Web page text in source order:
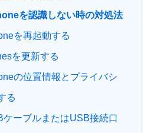
を認識しない時の対処法
を再起動する
を更新する
の位置情報とプライバシ
る
ーブルまたはUSB接続口